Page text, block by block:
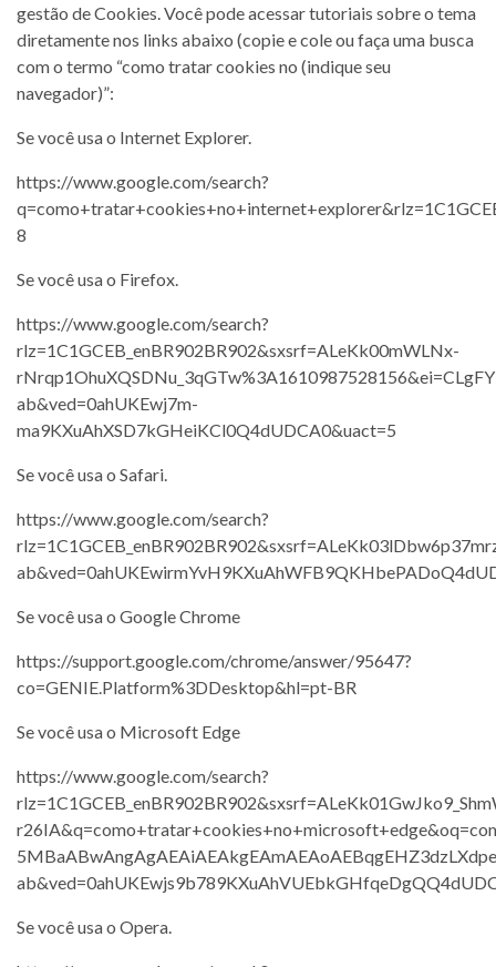
gestão de Cookies. Você pode acessar tutoriais sobre o tema
diretamente nos links abaixo (copie e cole ou faça uma busca
com o termo “como tratar cookies no (indique seu
navegador)”:
Se você usa o Internet Explorer.
https://www.google.com/search?
8
Se você usa o Firefox.
https://www.google.com/search?
rlz=1C1GCEB_enBR902BR902&sxsrf=ALeKk00mWLNx-
ab&ved=0ahUKEwj7m-
ma9KXuAhXSD7kGHeiKCl0Q4dUDCA0&uact=5
Se você usa o Safari.
https://www.google.com/search?
Se você usa o Google Chrome
https://support.google.com/chrome/answer/95647?
co=GENIE.Platform%3DDesktop&hl=pt-BR
Se você usa o Microsoft Edge
https://www.google.com/search?
Se você usa o Opera.